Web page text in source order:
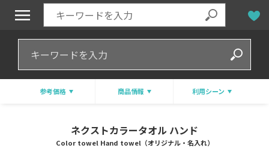
参考価格 商品情報 利用シーン
ネクストカラータオル ハンド
Color towel Hand towel（オリジナル・名入れ）